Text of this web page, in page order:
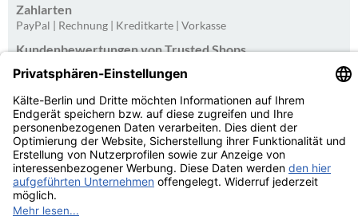
Zahlarten
PayPal | Rechnung | Kreditkarte | Vorkasse
Kundenbewertungen von Trusted Shops
Kaelte-Berlin.com Kundenbewertungen | Trusted Shops
© Kälte-Berlin Inhaber: Christian Berg 2026
eCommerce Engine © 2026
xt:Commerce Shopsoftware
Parse Time: 0.173s